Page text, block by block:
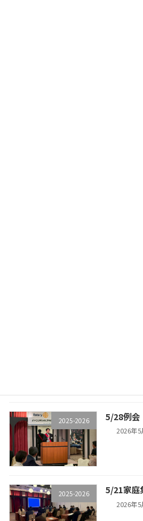
2025-2026 5/28例会
2026年5
2025-2026 5/21家庭
2026年5